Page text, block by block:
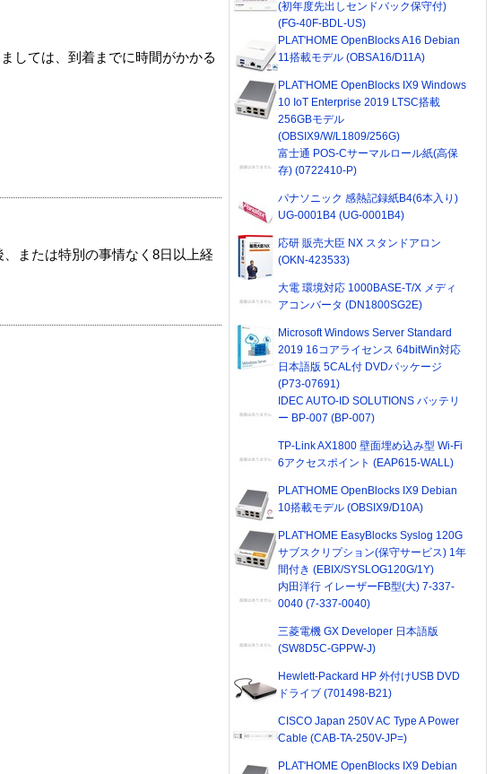
しては、到着までに時間がかかる
または特別の事情なく8日以上経
(初年度先出しセンドバック保守付)
(FG-40F-BDL-US)
PLAT'HOME OpenBlocks A16 Debian
11搭載モデル (OBSA16/D11A)
PLAT'HOME OpenBlocks IX9 Windows
10 IoT Enterprise 2019 LTSC搭載
256GBモデル
(OBSIX9/W/L1809/256G)
富士通 POS-Cサーマルロール紙(高保
存) (0722410-P)
パナソニック 感熱記録紙B4(6本入り)
UG-0001B4 (UG-0001B4)
応研 販売大臣 NX スタンドアロン
(OKN-423533)
大電 環境対応 1000BASE-T/X メディ
アコンバータ (DN1800SG2E)
Microsoft Windows Server Standard
2019 16コアライセンス 64bitWin対応
日本語版 5CAL付 DVDパッケージ
(P73-07691)
IDEC AUTO-ID SOLUTIONS バッテリ
ー BP-007 (BP-007)
TP-Link AX1800 壁面埋め込み型 Wi-Fi
6アクセスポイント (EAP615-WALL)
PLAT'HOME OpenBlocks IX9 Debian
10搭載モデル (OBSIX9/D10A)
PLAT'HOME EasyBlocks Syslog 120G
サブスクリプション(保守サービス) 1年
間付き (EBIX/SYSLOG120G/1Y)
内田洋行 イレーザーFB型(大) 7-337-
0040 (7-337-0040)
三菱電機 GX Developer 日本語版
(SW8D5C-GPPW-J)
Hewlett-Packard HP 外付けUSB DVD
ドライブ (701498-B21)
CISCO Japan 250V AC Type A Power
Cable (CAB-TA-250V-JP=)
PLAT'HOME OpenBlocks IX9 Debian